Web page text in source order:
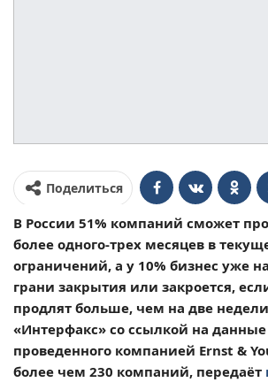
Поделиться
В России 51% компаний сможет
более одного-трех месяцев в
ограничений, а у 10% бизнес уже
грани закрытия или закроется,
продлят больше, чем на две
«Интерфакс» со ссылкой на данные
проведенного компанией Ernst &
более чем 230 компаний, передаёт